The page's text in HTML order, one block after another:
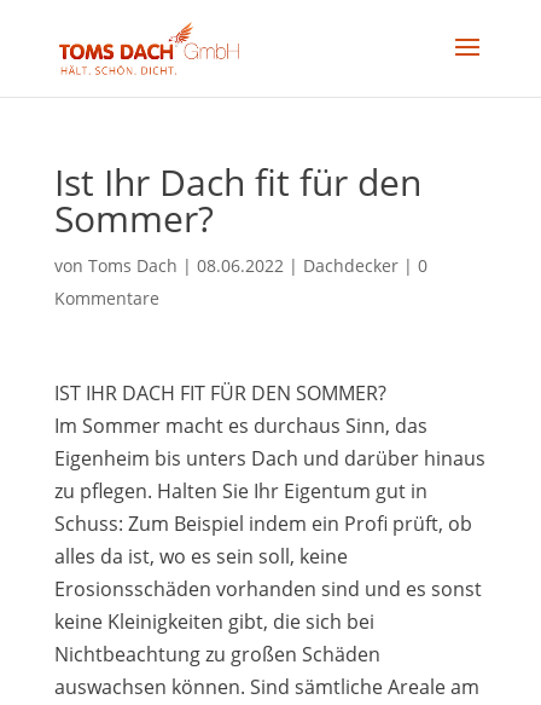
Ist Ihr Dach fit für den
Sommer?
von Toms Dach | 08.06.2022| Dachdecker| 0
Kommentare
IST IHR DACH FIT FÜR DEN SOMMER?
Im Sommer macht es durchaus Sinn, das
Eigenheim bis unters Dach und darüber hinaus
zu pflegen. Halten Sie Ihr Eigentum gut in
Schuss: Zum Beispiel indem ein Profi prüft, ob
alles da ist, wo es sein soll, keine
Erosionsschäden vorhanden sind und es sonst
keine Kleinigkeiten gibt, die sich bei
Nichtbeachtung zu großen Schäden
auswachsen können. Sind sämtliche Areale am